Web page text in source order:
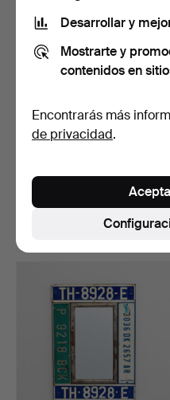
Modern, década de 1…
Desarrollar y
Mostrarte y
contenidos en
Encontrarás más
de privacidad.